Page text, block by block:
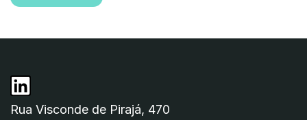
Rua Visconde de Pirajá, 470